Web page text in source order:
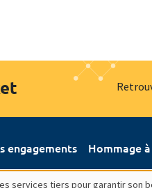
engagements Hommage à
services tiers pour garantir son